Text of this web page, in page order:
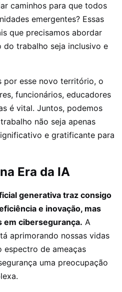
caminhos para que todos
emergentes? Essas
que precisamos abordar
trabalho seja inclusivo e
por esse novo território, o
funcionários, educadores
é vital. Juntos, podemos
não seja apenas
e gratificante para
Era da IA
generativa traz consigo
e inovação, mas
em cibersegurança. A
aprimorando nossas vidas
espectro de ameaças
uma preocupação